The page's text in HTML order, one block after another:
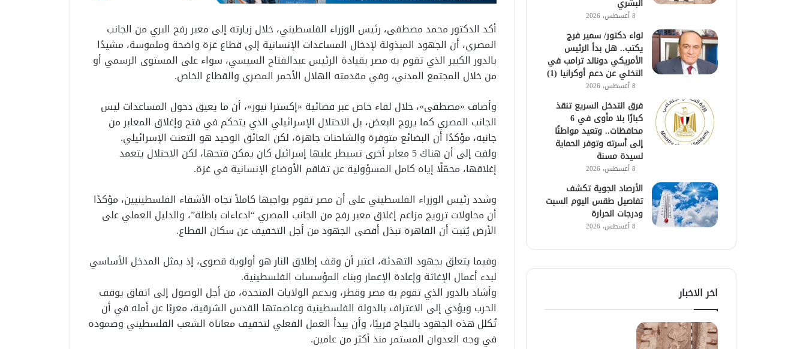
أكد الدكتور محمد مصطفى، رئيس الوزراء الفلسطيني، خلال زيارته إلى معبر رفح البري من الجانب
المصري، أن الجهود المبذولة لإدخال المساعدات الإنسانية إلى قطاع غزة واضحة وملموسة، مشيدًا
بالدور الكبير الذي تقوم به مصر بقيادة الرئيس عبدالفتاح السيسي، سواء على المستوى الرسمي أو
من خلال المجتمع المدني، وفي مقدمته الهلال الأحمر المصري والقطاع الخاص.
وأضاف «مصطفى»، خلال لقاء خاص عبر فضائية «إكسترا نيوز»، أن ما يعيق دخول المساعدات ليس
الجانب المصري كما يروج البعض، بل الاحتلال الإسرائيلي الذي يتحكم في فتح وإغلاق المعابر من
جانبه، مؤكدًا أن البضائع متوفرة والشاحنات جاهزة، لكن العائق الوحيد هو التعنت الإسرائيلي.
ولفت إلى أن هناك 5 معابر أخرى تسيطر عليها إسرائيل كان يمكن فتحها، لكن الاحتلال يتعمد
إغلاقها، محمّلًا إياه كامل المسؤولية عن تفاقم الأوضاع الإنسانية في غزة.
وشدد رئيس الوزراء الفلسطيني على أن مصر تقوم بواجبها كاملاً تجاه الأشقاء الفلسطينيين، مؤكدًا
أن محاولات ترويج مزاعم إغلاق معبر رفح من الجانب المصري “ادعاءات باطلة”، والدليل العملي على
الأرض يُثبت أن القاهرة تبذل أقصى الجهود من أجل التخفيف عن سكان القطاع.
وفيما يتعلق بجهود التهدئة، اعتبر أن وقف إطلاق النار هو أولوية قصوى، إذ يمثل المدخل الأساسي
لبدء أعمال الإغاثة وإعادة الإعمار وبناء المؤسسات الفلسطينية.
وأشاد بالدور الذي تقوم به مصر وقطر، وبدعم الولايات المتحدة، من أجل الوصول إلى اتفاق يوقف
الحرب ويؤدي إلى الاعتراف بالدولة الفلسطينية وعاصمتها القدس الشرقية، معربًا عن أمله في أن
تُكلل هذه الجهود بالنجاح قريبًا، وأن يبدأ العمل الفعلي لتخفيف معاناة الشعب الفلسطيني وصموده
في وجه العدوان المستمر منذ أكثر من عامين.
8 أغسطس، 2026
لواء دكتور/ سمير فرج
يكتب.. هل بدأ الرئيس
الأمريكي دونالد ترامب في
التخلي عن دعم أوكرانيا (1)
8 أغسطس، 2026
فرق التدخل السريع تنقذ
كبارًا بلا مأوى في 6
محافظات.. وتعيد مواطنًا
إلى أسرته وتوفر الحماية
لسيدة مسنة
8 أغسطس، 2026
الأرصاد الجوية تكشف
تفاصيل طقس اليوم السبت
ودرجات الحرارة
8 أغسطس، 2026
اخر الاخبار